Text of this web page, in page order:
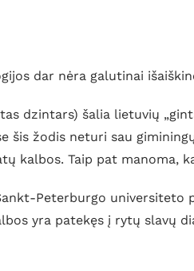
dar nėra galutinai
dzintars) šalia lietuvių
šis žodis neturi sau
kalbos. Taip pat manoma,
Peterburgo universiteto
yra patekęs į rytų slavų